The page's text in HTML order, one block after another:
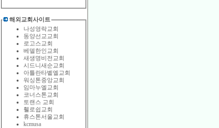
해외교회사이트
나성영락교회
동양선교교회
로고스교회
베델한인교회
새생명비전교회
시드니새순교회
아틀란타벹엘교회
워싱톤중앙교회
임마누엘교회
코너스톤교회
토랜스 교회
휄로쉽교회
휴스톤서울교회
kcmusa